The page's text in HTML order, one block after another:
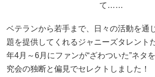
て……
ベテランから若手まで、日々の活動を通
題を提供してくれるジャニーズタレント
年4月～6月にファンが“ざわついた”ネタ
究会の独断と偏見でセレクトしました！